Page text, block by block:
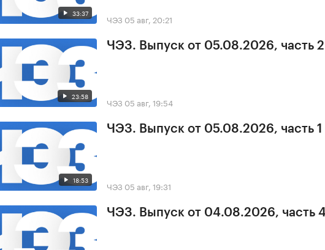
33:37 ЧЭЗ 05 авг, 20:21
23:58
ЧЭЗ. Выпуск от 05.08.2026, часть 2
ЧЭЗ 05 авг, 19:54
18:53
ЧЭЗ. Выпуск от 05.08.2026, часть 1
ЧЭЗ 05 авг, 19:31
ЧЭЗ. Выпуск от 04.08.2026, часть